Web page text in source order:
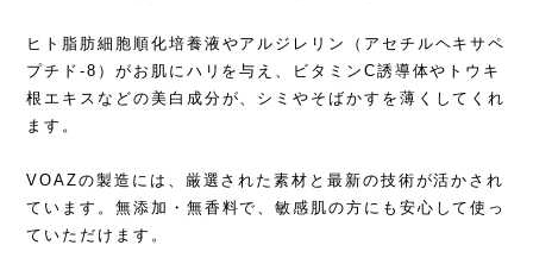
ヒト脂肪細胞順化培養液やアルジレリン（アセチルヘキサペ
プチド-8）がお肌にハリを与え、ビタミンC誘導体やトウキ
根エキスなどの美白成分が、シミやそばかすを薄くしてくれ
ます。
VOAZの製造には、厳選された素材と最新の技術が活かされ
ています。無添加・無香料で、敏感肌の方にも安心して使っ
ていただけます。